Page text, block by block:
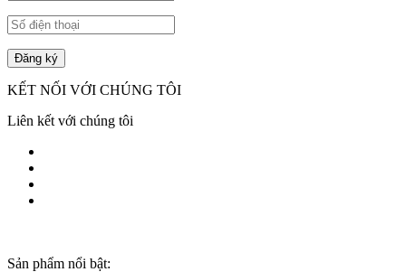
KẾT NỐI VỚI CHÚNG TÔI
Liên kết với chúng tôi
Sản phẩm nổi bật: